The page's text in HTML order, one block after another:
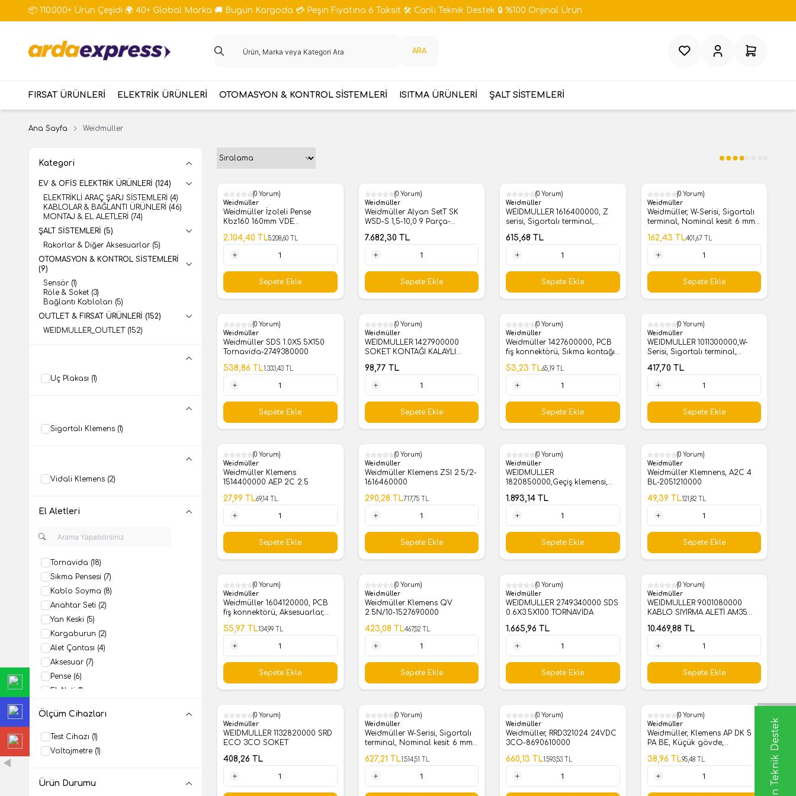
Uzman Teknik Destek
📦 110.000+ Ürün Çeşidi 🌍 40+ Global Marka 🚚 Bugün Kargoda 💳 Peşin Fiyatına 6 Taksit 🛠️ Canlı Teknik Destek 🔒 %100 Orijinal Ürün
ARA FavorilerimHesabım Sepetim
FIRSAT ÜRÜNLERİ ELEKTRİK ÜRÜNLERİ OTOMASYON & KONTROL SİSTEMLERİ ISITMA ÜRÜNLERİ ŞALT SİSTEMLERİ
Ana Sayfa Weidmüller
Kategori
EV & OFİS ELEKTRİK ÜRÜNLERİ (124)
ELEKTRİKLİ ARAÇ ŞARJ SİSTEMLERİ (4)
KABLOLAR & BAĞLANTI ÜRÜNLERİ (46)
MONTAJ & EL ALETLERİ (74)
ŞALT SİSTEMLERİ (5)
Rakorlar & Diğer Aksesuarlar (5)
OTOMASYON & KONTROL SİSTEMLERİ
(9)
Sensör (1)
Röle & Soket (3)
Bağlantı Kabloları (5)
OUTLET & FIRSAT ÜRÜNLERİ (152)
WEIDMULLER_OUTLET (152)
Uç Plakası (1)
Sigortalı Klemens (1)
Vidali Klemens (2)
El Aletleri
Tornavida (18)
Sıkma Pensesi (7)
Kablo Soyma (8)
Anahtar Seti (2)
Yan Keski (5)
Kargaburun (2)
Alet Çantası (4)
Aksesuar (7)
Pense (6)
El Aleti (1)
Kesme Makası (3)
Ölçüm Cihazları
Test Cihazı (1)
Voltajmetre (1)
Ürün Durumu
%60
(0 Yorum)
Weidmüller
Weidmüller İzoleli Pense
Kbz160 160mm VDE
5.208,60
2.104,40 TL
1 Adet
Sepete Ekle
(0 Yorum)
Weidmüller
Weidmüller Alyan SetT SK
WSD-S 1,5-10,0 9 Parça-
7.682,30 TL
1 Adet
Sepete Ekle
(0 Yorum)
Weidmüller
WEIDMULLER 1616400000, Z
serisi, Sigortalı terminal,
klemp bağlantısı, koyu bej,
615,68 TL
1 Adet
Sepete Ekle
%60
(0 Yorum)
Weidmüller
Weidmüller, W-Serisi, Sigortalı
terminal, Nominal kesit: 6 mm²,
401,67
162,43 TL
1 Adet
Sepete Ekle
%60
(0 Yorum)
Weidmüller
Weidmüller SDS 1.0X5.5X150
Tornavida-2749380000
1.333,43
538,86 TL
1 Adet
Sepete Ekle
(0 Yorum)
Weidmüller
WEIDMULLER 1427900000
SOKET KONTAĞI KALAYLI
98,77 TL
1 Adet
Sepete Ekle
%18
(0 Yorum)
Weidmüller
Weidmüller 1427600000, PCB
fiş konnektörü, Sıkma kontağı,
kalaylı, Maksimum sıkıştırma
65,19
53,23 TL
1 Adet
Sepete Ekle
(0 Yorum)
Weidmüller
WEIDMULLER 1011300000,W-
Serisi, Sigortalı terminal,
bağlantı
417,70 TL
1 Adet
Sepete Ekle
%60
(0 Yorum)
Weidmüller
Weidmüller Klemens
1514400000 AEP 2C 2.5
69,14
27,99 TL
1 Adet
Sepete Ekle
%60
(0 Yorum)
Weidmüller
Weidmüller Klemens ZSI 2.5/2-
1616460000
717,75TL
290,28 TL
1 Adet
Sepete Ekle
(0 Yorum)
Weidmüller
WEIDMULLER
1820850000,Geçiş klemensi,
V, 150 A, mavi
1.893,14 TL
1 Adet
Sepete Ekle
%59
(0 Yorum)
Weidmüller
Weidmüller Klemnens, A2C 4
BL-2051210000
121,82TL
49,39 TL
1 Adet
Sepete Ekle
%59
(0 Yorum)
Weidmüller
Weidmüller 1604120000, PCB
fiş konnektörü, Aksesuarlar,
sayısı: 0
134,99
55,97 TL
1 Adet
Sepete Ekle
%10
(0 Yorum)
Weidmüller
Weidmüller Klemens QV
2.5N/10-1527690000
467,52TL
423,08 TL
1 Adet
Sepete Ekle
(0 Yorum)
Weidmüller
WEIDMULLER 2749340000 SDS
0.6X3.5X100 TORNAVİDA
1.665,96 TL
1 Adet
Sepete Ekle
(0 Yorum)
Weidmüller
WEIDMULLER 9001080000
KABLO SIYIRMA ALETİ AM35
10.469,88 TL
1 Adet
Sepete Ekle
(0 Yorum)
Weidmüller
WEIDMULLER 1132820000 SRD
ECO 3CO SOKET
408,26 TL
1 Adet
%59
(0 Yorum)
Weidmüller
Weidmüller W-Serisi, Sigortalı
terminal, Nominal kesit: 6 mm²,
1.514,51
627,21 TL
1 Adet
%59
(0 Yorum)
Weidmüller
Weidmüller, RRD321024 24VDC
3CO-8690610000
1.593,53
660,13 TL
1 Adet
%59
(0 Yorum)
Weidmüller
Weidmüller, Klemens AP DK 5
PA BE, Küçük gövde,
TERMINALBOX bej, Uç plakası,
95,48TL
38,96 TL
1 Adet